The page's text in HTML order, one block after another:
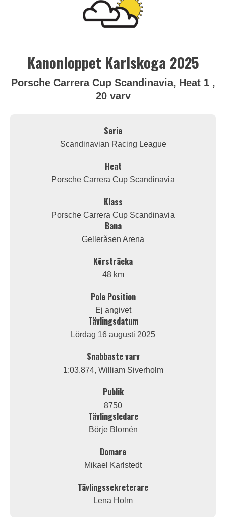
Kanonloppet Karlskoga 2025
Porsche Carrera Cup Scandinavia, Heat 1 ,
20 varv
Serie
Scandinavian Racing League
Heat
Porsche Carrera Cup Scandinavia
Klass
Porsche Carrera Cup Scandinavia
Bana
Gelleråsen Arena
Körsträcka
48 km
Pole Position
Ej angivet
Tävlingsdatum
Lördag 16 augusti 2025
Snabbaste varv
1:03.874, William Siverholm
Publik
8750
Tävlingsledare
Börje Blomén
Domare
Mikael Karlstedt
Tävlingssekreterare
Lena Holm